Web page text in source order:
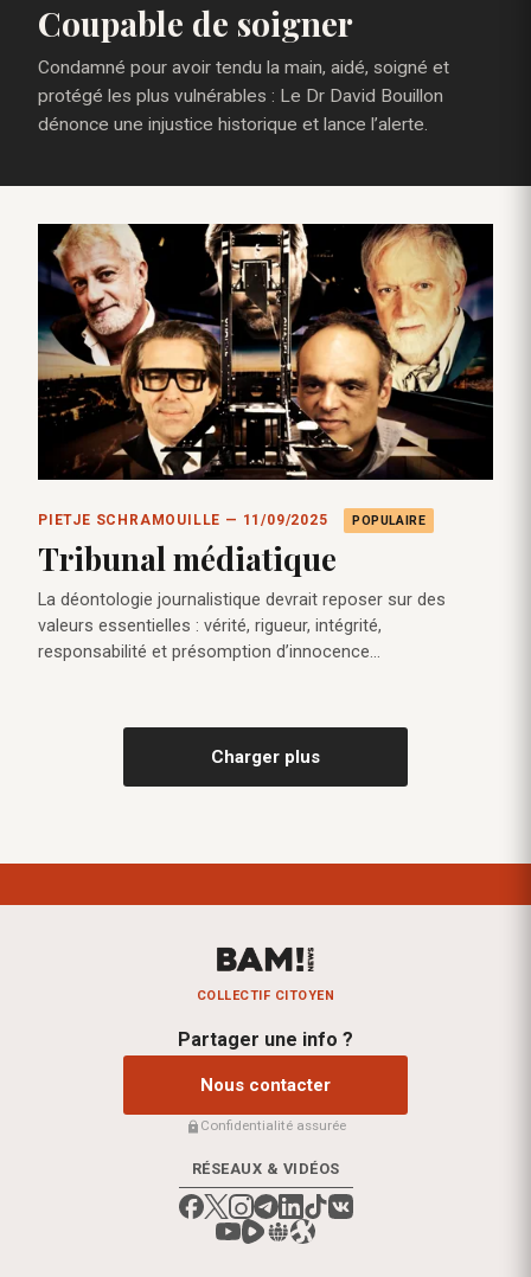
Coupable de soigner
Condamné pour avoir tendu la main, aidé, soigné et
protégé les plus vulnérables : Le Dr David Bouillon
dénonce une injustice historique et lance l’alerte.
PIETJE SCHRAMOUILLE — 11/09/2025 POPULAIRE
Tribunal médiatique
La déontologie journalistique devrait reposer sur des
valeurs essentielles : vérité, rigueur, intégrité,
responsabilité et présomption d’innocence…
Charger plus
COLLECTIF CITOYEN
Partager une info ?
Nous contacter
Confidentialité assurée
RÉSEAUX & VIDÉOS